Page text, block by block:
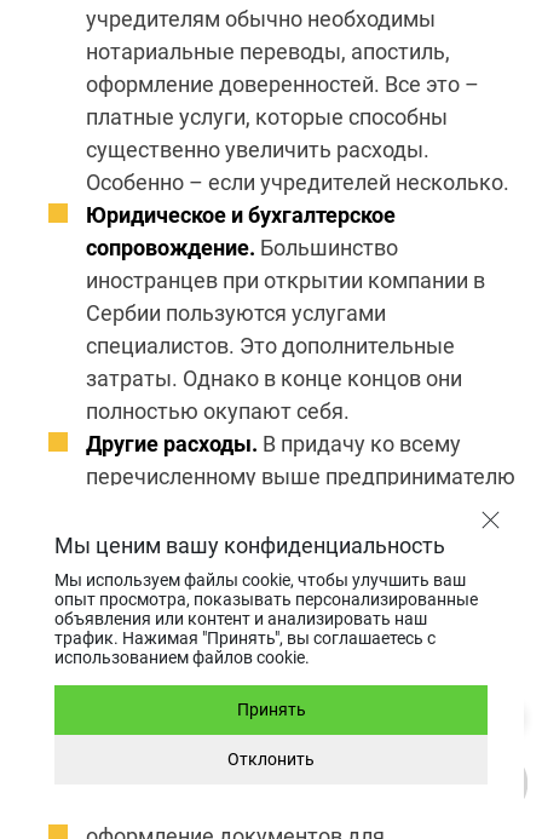
учредителям обычно необходимы
нотариальные переводы, апостиль,
оформление доверенностей. Все это –
платные услуги, которые способны
существенно увеличить расходы.
Особенно – если учредителей несколько.
Юридическое и бухгалтерское
сопровождение. Большинство
иностранцев при открытии компании в
Сербии пользуются услугами
специалистов. Это дополнительные
затраты. Однако в конце концов они
полностью окупают себя.
Другие расходы. В придачу ко всему
перечисленному выше предпринимателю
юридический адрес, открыть банковский
счет, оформить печать и пр. И это тоже
плюс к итоговой сумме.
Чтобызарегистрировать компанию в Сербии
лишних расходов, обращайтесь к юристам АО
Lawrange. Перечень наших услуг включает в
Мы ценим вашу конфиденциальность
Мы используем файлы cookie, чтобы улучшить ваш
опыт просмотра, показывать персонализированные
объявления или контент и анализировать наш
трафик. Нажимая "Принять", вы соглашаетесь с
использованием файлов cookie.
Принять
Отклонить